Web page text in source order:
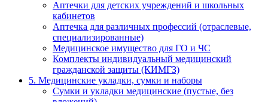
Аптечки для детских учреждений и школьных
кабинетов
Аптечка для различных профессий (отраслевые,
специализированные)
Медицинское имущество для ГО и ЧС
Комплекты индивидуальный медицинский
гражданской защиты (КИМГЗ)
5. Медицинские укладки, сумки и наборы
Сумки и укладки медицинские (пустые, без